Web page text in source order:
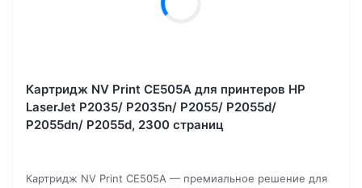
Картридж NV Print CE505A для принтеров HP
LaserJet P2035/ P2035n/ P2055/ P2055d/
P2055dn/ P2055d, 2300 страниц
Картридж NV Print CE505A — премиальное решение для